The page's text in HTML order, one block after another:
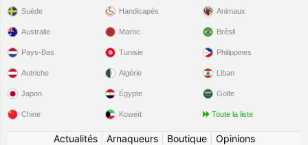
Suède Handicapés Animaux
Australie
Pays-Bas
Autriche
Japon
Chine
Maroc
Tunisie
Algérie
Égypte
Koweït
Brésil
Philippines
Liban
Golfe
Toute la liste
Actualités| Arnaqueurs| Boutique| Opinions